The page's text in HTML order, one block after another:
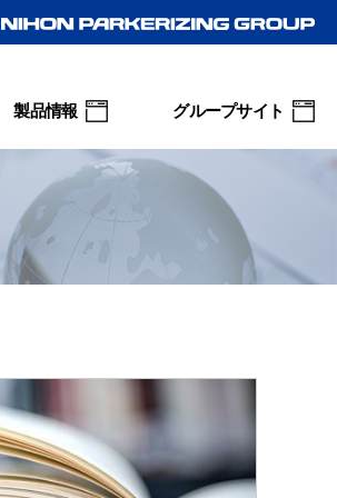
製品情報 グループサイト